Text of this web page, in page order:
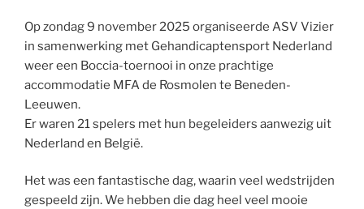
Op zondag 9 november 2025 organiseerde ASV Vizier
in samenwerking met Gehandicaptensport Nederland
weer een Boccia-toernooi in onze prachtige
accommodatie MFA de Rosmolen te Beneden-
Leeuwen.
Er waren 21 spelers met hun begeleiders aanwezig uit
Nederland en België.
Het was een fantastische dag, waarin veel wedstrijden
gespeeld zijn. We hebben die dag heel veel mooie